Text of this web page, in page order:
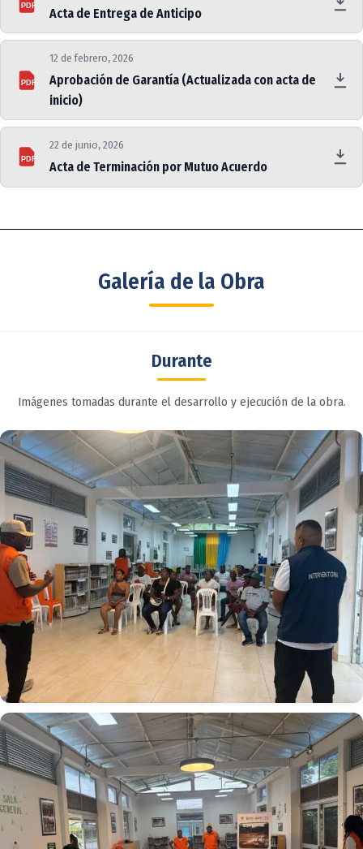
PDF
Acta de Entrega de Anticipo
PDF
12 de febrero, 2026
Aprobación de Garantía (Actualizada con acta de
inicio)
PDF
22 de junio, 2026
Acta de Terminación por Mutuo Acuerdo
Galería de la Obra
Durante
Imágenes tomadas durante el desarrollo y ejecución de la obra.